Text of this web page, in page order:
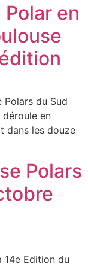
en
Polars du Sud
déroule en
dans les douze
Polars
14e Edition du